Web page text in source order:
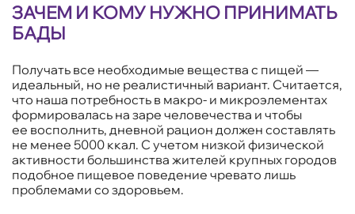
ЗАЧЕМ И КОМУ НУЖНО ПРИНИМАТЬ
БАДЫ
Получать все необходимые вещества с пищей —
идеальный, но не реалистичный вариант. Считается,
что наша потребность в макро- и микроэлементах
формировалась на заре человечества и чтобы
ее восполнить, дневной рацион должен составлять
не менее 5000 ккал. С учетом низкой физической
активности большинства жителей крупных городов
подобное пищевое поведение чревато лишь
проблемами со здоровьем.